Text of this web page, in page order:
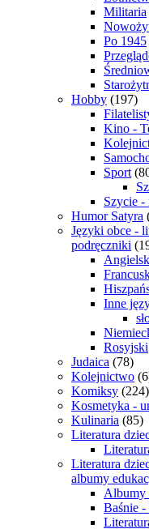
Militaria
Po 1945
Hobby (197)
Kino -
Sport
Szycie -
Humor Satyra
Języki obce -
podręczniki
Inne
Rosyjski
Judaica (78)
Kolejnictwo
Komiksy (224)
Kosmetyka -
Kulinaria (85)
Literatura
Literatura
albumy
Albumy
Baśnie